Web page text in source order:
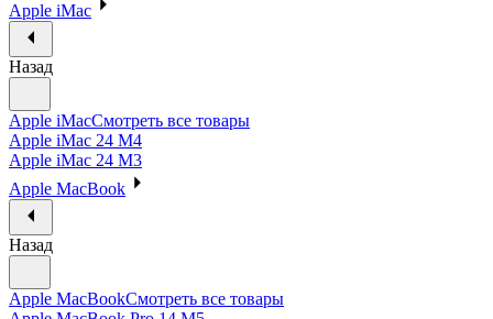
Apple iMac
Назад
Apple iMacСмотреть все товары
Apple iMac 24 M4
Apple iMac 24 M3
Apple MacBook
Назад
Apple MacBookСмотреть все товары